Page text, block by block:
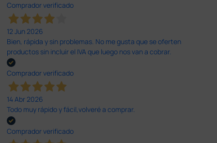
Comprador verificado
12 Jun 2026
Bien, rápida y sin problemas. No me gusta que se oferten
productos sin incluir el IVA que luego nos van a cobrar.
Comprador verificado
14 Abr 2026
Todo muy rápido y fácil,volveré a comprar.
Comprador verificado